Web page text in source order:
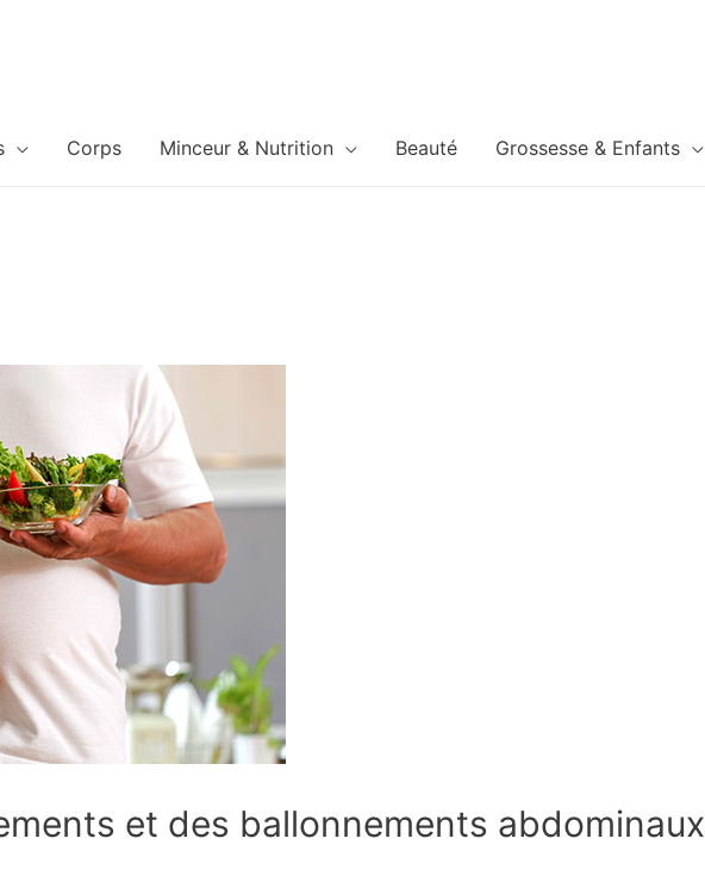
Corps Minceur & Nutrition Beauté Grossesse & Enfants
et des ballonnements abdominaux